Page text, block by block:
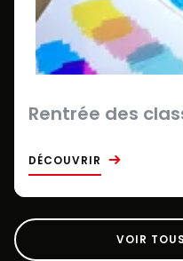
Rentrée des
DÉCOUVRIR
VOIR